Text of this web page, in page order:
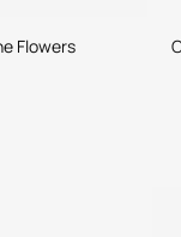
Flowers